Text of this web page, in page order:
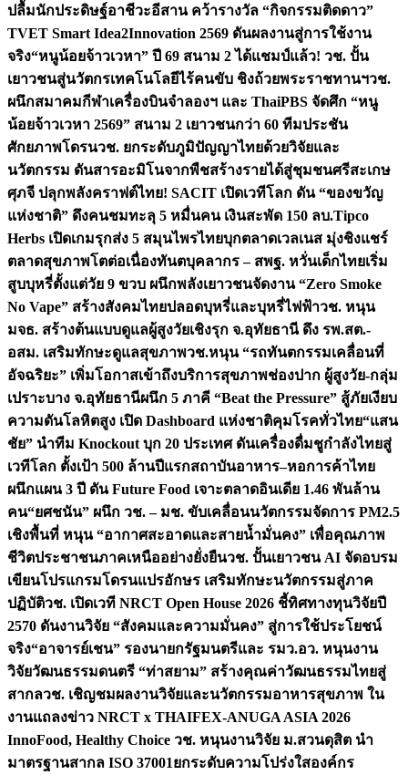
ปลื้มนักประดิษฐ์อาชีวะอีสาน คว้ารางวัล “กิจกรรมติดดาว”
TVET Smart Idea2Innovation 2569 ดันผลงานสู่การใช้งาน
จริง“หนูน้อยจ้าวเวหา” ปี 69 สนาม 2 ได้แชมป์แล้ว! วช. ปั้น
เยาวชนสู่นวัตกรเทคโนโลยีไร้คนขับ ชิงถ้วยพระราชทานฯวช.
ผนึกสมาคมกีฬาเครื่องบินจำลองฯ และ ThaiPBS จัดศึก “หนู
น้อยจ้าวเวหา 2569” สนาม 2 เยาวชนกว่า 60 ทีมประชัน
ศักยภาพโดรนวช. ยกระดับภูมิปัญญาไทยด้วยวิจัยและ
นวัตกรรม ดันสารอะมิโนจากพืชสร้างรายได้สู่ชุมชนศรีสะเกษ
ศุภจี ปลุกพลังคราฟต์ไทย! SACIT เปิดเวทีโลก ดัน “ของขวัญ
แห่งชาติ” ดึงคนชมทะลุ 5 หมื่นคน เงินสะพัด 150 ลบ.Tipco
Herbs เปิดเกมรุกส่ง 5 สมุนไพรไทยบุกตลาดเวลเนส มุ่งชิงแชร์
ตลาดสุขภาพโตต่อเนื่องทันตบุคลากร – สพฐ. หวั่นเด็กไทยเริ่ม
สูบบุหรี่ตั้งแต่วัย 9 ขวบ ผนึกพลังเยาวชนจัดงาน “Zero Smoke
No Vape” สร้างสังคมไทยปลอดบุหรี่และบุหรี่ไฟฟ้าวช. หนุน
มจธ. สร้างต้นแบบดูแลผู้สูงวัยเชิงรุก จ.อุทัยธานี ดึง รพ.สต.-
อสม. เสริมทักษะดูแลสุขภาพวช.หนุน “รถทันตกรรมเคลื่อนที่
อัจฉริยะ” เพิ่มโอกาสเข้าถึงบริการสุขภาพช่องปาก ผู้สูงวัย-กลุ่ม
เปราะบาง จ.อุทัยธานีผนึก 5 ภาคี “Beat the Pressure” สู้ภัยเงียบ
ความดันโลหิตสูง เปิด Dashboard แห่งชาติคุมโรคทั่วไทย“แสน
ชัย” นำทีม Knockout บุก 20 ประเทศ ดันเครื่องดื่มชูกำลังไทยสู่
เวทีโลก ตั้งเป้า 500 ล้านปีแรกสถาบันอาหาร–หอการค้าไทย
ผนึกแผน 3 ปี ดัน Future Food เจาะตลาดอินเดีย 1.46 พันล้าน
คน“ยศชนัน” ผนึก วช. – มช. ขับเคลื่อนนวัตกรรมจัดการ PM2.5
เชิงพื้นที่ หนุน “อากาศสะอาดและสายน้ำมั่นคง” เพื่อคุณภาพ
ชีวิตประชาชนภาคเหนืออย่างยั่งยืนวช. ปั้นเยาวชน AI จัดอบรม
เขียนโปรแกรมโดรนแปรอักษร เสริมทักษะนวัตกรรมสู่ภาค
ปฏิบัติวช. เปิดเวที NRCT Open House 2026 ชี้ทิศทางทุนวิจัยปี
2570 ดันงานวิจัย “สังคมและความมั่นคง” สู่การใช้ประโยชน์
จริง“อาจารย์เชน” รองนายกรัฐมนตรีและ รมว.อว. หนุนงาน
วิจัยวัฒนธรรมดนตรี “ท่าสยาม” สร้างคุณค่าวัฒนธรรมไทยสู่
สากลวช. เชิญชมผลงานวิจัยและนวัตกรรมอาหารสุขภาพ ใน
งานแถลงข่าว NRCT x THAIFEX-ANUGA ASIA 2026
InnoFood, Healthy Choice วช. หนุนงานวิจัย ม.สวนดุสิต นำ
มาตรฐานสากล ISO 37001ยกระดับความโปร่งใสองค์กร